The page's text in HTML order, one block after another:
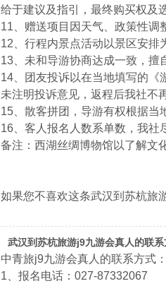
给于建议及指引，最终购买权及
11、赠送项目因天气、政策性调
12、行程内景点活动以景区安排
13、未和导游协商达成一致，擅
14、团友投诉以在当地填写的《
未注明投诉意见，返程后我社不
15、散客拼团，导游有权根据当
16、客人报名人数系单数，我社
备注：西湖丝绸博物馆以了解文
如果您不喜欢这条武汉到苏杭旅
武汉到苏杭旅游j9九游会真人的联
中青旅j9九游会真人的联系方式
1、报名电话：027-87332067